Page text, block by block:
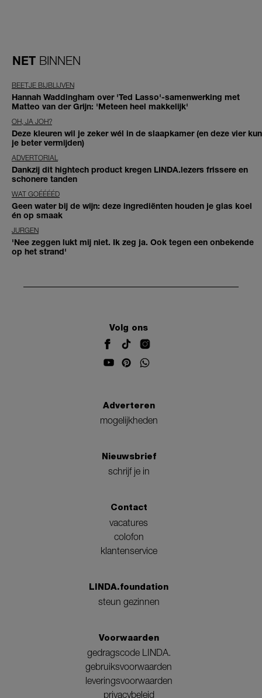
NET BINNEN
BEETJE BIJBLIJVEN
Hannah Waddingham over 'Ted Lasso'-samenwerking met
Matteo van der Grijn: 'Meteen heel makkelijk'
OH, JA JOH?
Deze kleuren wil je zeker wél in de slaapkamer (en deze vier kun
je beter vermijden)
ADVERTORIAL
Dankzij dit hightech product kregen LINDA.lezers frissere en
schonere tanden
WAT GOÉÉÉÉD
Geen water bij de wijn: deze ingrediënten houden je glas koel
én op smaak
JURGEN
'Nee zeggen lukt mij niet. Ik zeg ja. Ook tegen een onbekende
op het strand'
Volg ons
Adverteren
mogelijkheden
Nieuwsbrief
schrijf je in
Contact
vacatures
colofon
klantenservice
LINDA.foundation
steun gezinnen
Voorwaarden
gedragscode LINDA.
gebruiksvoorwaarden
leveringsvoorwaarden
privacybeleid